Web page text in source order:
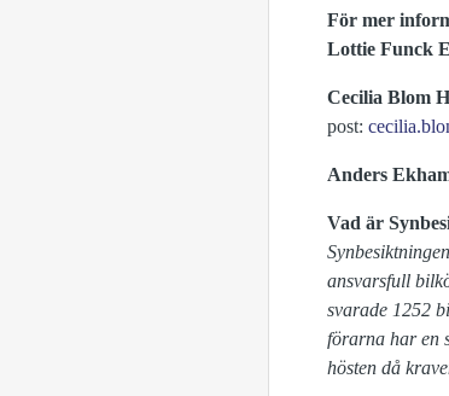
För mer
Lottie Funck
Cecilia Blom
post:
Anders
Vad är
ansvarsfull
svarade 1252
förarna har en
hösten då